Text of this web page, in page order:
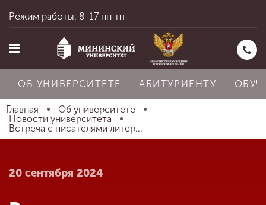
Главная
Режим работы: 8-17 пн-пт
ОБ УНИВЕРСИТЕТЕ АБИТУРИЕНТУ
Главная
Об университете
Новости университета
Встреча с писателями литер...
20 сентября 2024